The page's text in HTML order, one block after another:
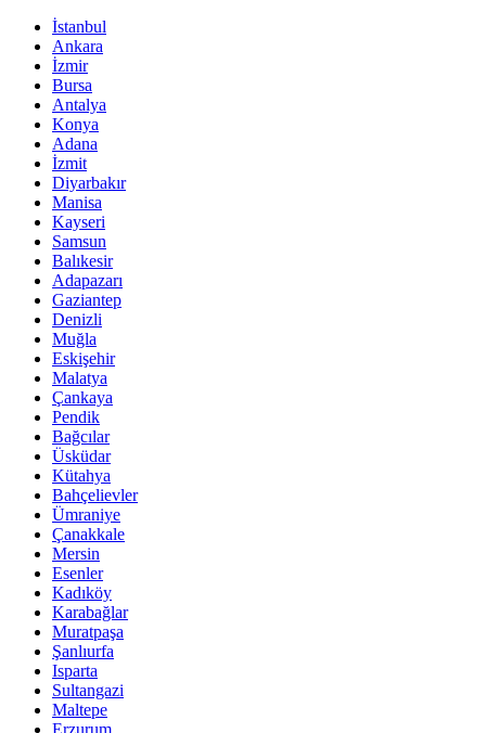
İstanbul
Ankara
İzmir
Bursa
Antalya
Konya
Adana
İzmit
Diyarbakır
Manisa
Kayseri
Samsun
Balıkesir
Adapazarı
Gaziantep
Denizli
Muğla
Eskişehir
Malatya
Çankaya
Pendik
Bağcılar
Üsküdar
Kütahya
Bahçelievler
Ümraniye
Çanakkale
Mersin
Esenler
Kadıköy
Karabağlar
Muratpaşa
Şanlıurfa
Isparta
Sultangazi
Maltepe
Erzurum